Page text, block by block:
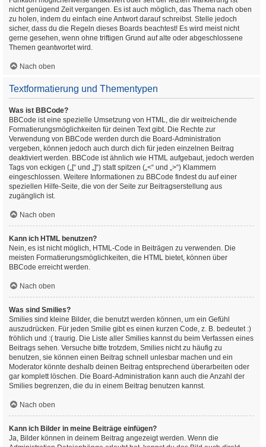
nicht genügend Zeit vergangen. Es ist auch möglich, das Thema nach oben
zu holen, indem du einfach eine Antwort darauf schreibst. Stelle jedoch
sicher, dass du die Regeln dieses Boards beachtest! Es wird meist nicht
gerne gesehen, wenn ohne triftigen Grund auf alte oder abgeschlossene
Themen geantwortet wird.
Nach oben
Textformatierung und Thementypen
Was ist BBCode?
BBCode ist eine spezielle Umsetzung von HTML, die dir weitreichende
Formatierungsmöglichkeiten für deinen Text gibt. Die Rechte zur
Verwendung von BBCode werden durch die Board-Administration
vergeben, können jedoch auch durch dich für jeden einzelnen Beitrag
deaktiviert werden. BBCode ist ähnlich wie HTML aufgebaut, jedoch werden
Tags von eckigen („[“ und „]“) statt spitzen („<“ und „>“) Klammern
eingeschlossen. Weitere Informationen zu BBCode findest du auf einer
speziellen Hilfe-Seite, die von der Seite zur Beitragserstellung aus
zugänglich ist.
Nach oben
Kann ich HTML benutzen?
Nein, es ist nicht möglich, HTML-Code in Beiträgen zu verwenden. Die
meisten Formatierungsmöglichkeiten, die HTML bietet, können über
BBCode erreicht werden.
Nach oben
Was sind Smilies?
Smilies sind kleine Bilder, die benutzt werden können, um ein Gefühl
auszudrücken. Für jeden Smilie gibt es einen kurzen Code, z. B. bedeutet :)
fröhlich und :( traurig. Die Liste aller Smilies kannst du beim Verfassen eines
Beitrags sehen. Versuche bitte trotzdem, Smilies nicht zu häufig zu
benutzen, sie können einen Beitrag schnell unlesbar machen und ein
Moderator könnte deshalb deinen Beitrag entsprechend überarbeiten oder
gar komplett löschen. Die Board-Administration kann auch die Anzahl der
Smilies begrenzen, die du in einem Beitrag benutzen kannst.
Nach oben
Kann ich Bilder in meine Beiträge einfügen?
Ja, Bilder können in deinem Beitrag angezeigt werden. Wenn die